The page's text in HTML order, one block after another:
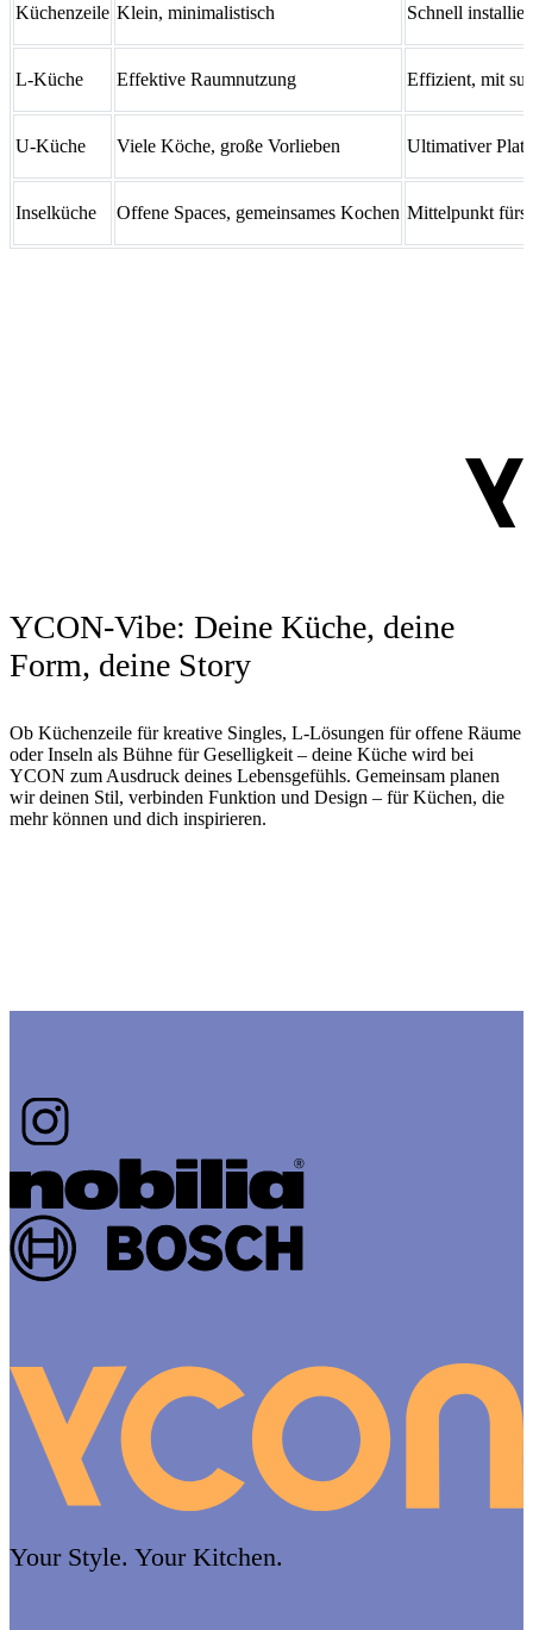
Küchenzeile Klein, minimalistisch Schnell
L-Küche Effektive Raumnutzung Effizient, mit
U-Küche Viele Köche, große Vorlieben Ultimativer
Inselküche Offene Spaces, gemeinsames Kochen Mittelpunkt fürs
YCON-Vibe: Deine Küche, deine
Form, deine Story
Ob Küchenzeile für kreative Singles, L-Lösungen für offene Räume
oder Inseln als Bühne für Geselligkeit – deine Küche wird bei
YCON zum Ausdruck deines Lebensgefühls.⁠ Gemeinsam planen
wir deinen Stil, verbinden Funktion und Design – für Küchen, die
mehr können und dich inspirieren.
Your Style. Your Kitchen.